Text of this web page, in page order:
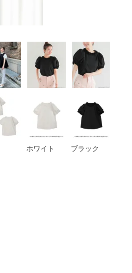
ホワイト ブラック